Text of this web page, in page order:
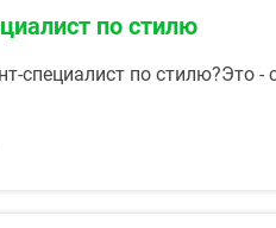
по стилю
специалист по